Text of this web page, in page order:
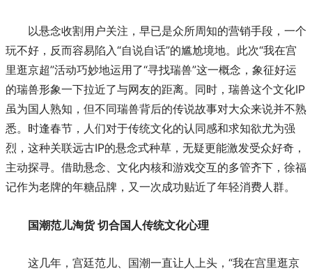
以悬念收割用户关注，早已是众所周知的营销手段，一个
玩不好，反而容易陷入“自说自话”的尴尬境地。此次“我在宫
里逛京超”活动巧妙地运用了“寻找瑞兽”这一概念，象征好运
的瑞兽形象一下拉近了与网友的距离。同时，瑞兽这个文化IP
虽为国人熟知，但不同瑞兽背后的传说故事对大众来说并不熟
悉。时逢春节，人们对于传统文化的认同感和求知欲尤为强
烈，这种关联远古IP的悬念式种草，无疑更能激发受众好奇，
主动探寻。借助悬念、文化内核和游戏交互的多管齐下，徐福
记作为老牌的年糖品牌，又一次成功贴近了年轻消费人群。
国潮范儿淘货 切合国人传统文化心理
这几年，宫廷范儿、国潮一直让人上头，“我在宫里逛京